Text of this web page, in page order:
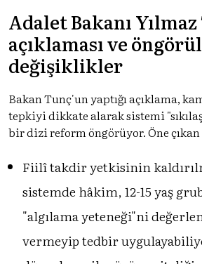
Adalet Bakanı
açıklaması ve
değişiklikler
Bakan Tunç'un yaptığı açıklama,
tepkiyi dikkate alarak sistemi
bir dizi reform öngörüyor. Öne çıkan
Fiilî takdir yetkisinin
sistemde hâkim, 12-15 yaş
"algılama yeteneği"ni
vermeyip tedbir